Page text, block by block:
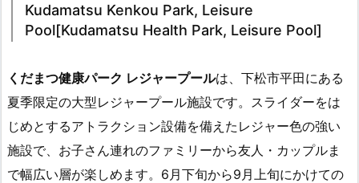
Kudamatsu Kenkou Park, Leisure
Pool[Kudamatsu Health Park, Leisure Pool]
くだまつ健康パーク レジャープールは、下松市平田にある
夏季限定の大型レジャープール施設です。スライダーをは
じめとするアトラクション設備を備えたレジャー色の強い
施設で、お子さん連れのファミリーから友人・カップルま
で幅広い層が楽しめます。6月下旬から9月上旬にかけての